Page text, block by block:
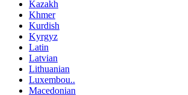
Kazakh
Khmer
Kurdish
Kyrgyz
Latin
Latvian
Lithuanian
Luxembou..
Macedonian